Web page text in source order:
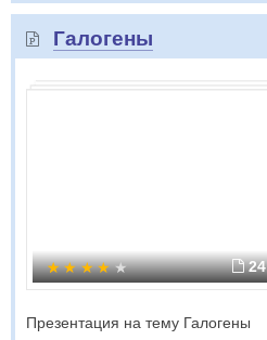
Галогены
24
Презентация на тему Галогены